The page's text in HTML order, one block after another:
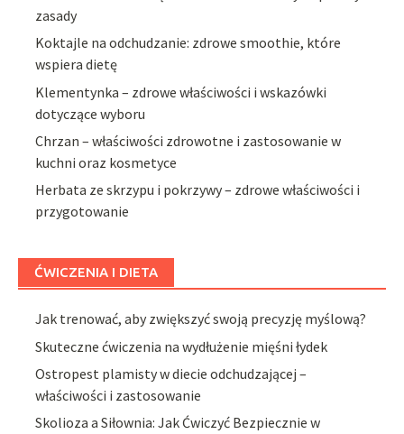
zasady
Koktajle na odchudzanie: zdrowe smoothie, które
wspiera dietę
Klementynka – zdrowe właściwości i wskazówki
dotyczące wyboru
Chrzan – właściwości zdrowotne i zastosowanie w
kuchni oraz kosmetyce
Herbata ze skrzypu i pokrzywy – zdrowe właściwości i
przygotowanie
ĆWICZENIA I DIETA
Jak trenować, aby zwiększyć swoją precyzję myślową?
Skuteczne ćwiczenia na wydłużenie mięśni łydek
Ostropest plamisty w diecie odchudzającej –
właściwości i zastosowanie
Skolioza a Siłownia: Jak Ćwiczyć Bezpiecznie w